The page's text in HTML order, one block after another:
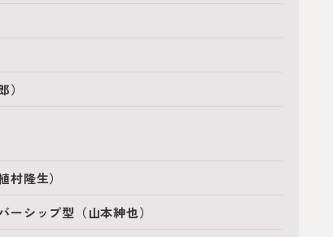
隆生）
シップ型（山本紳也）